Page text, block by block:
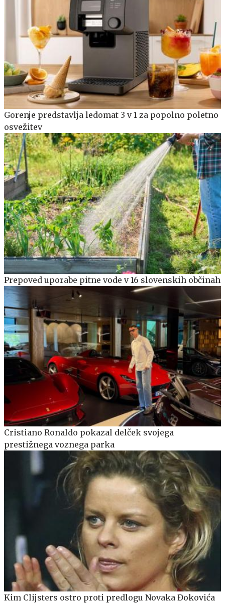
Gorenje predstavlja ledomat 3 v 1 za popolno poletno
osvežitev
Prepoved uporabe pitne vode v 16 slovenskih občinah
Cristiano Ronaldo pokazal delček svojega
prestižnega voznega parka
Kim Clijsters ostro proti predlogu Novaka Đokovića